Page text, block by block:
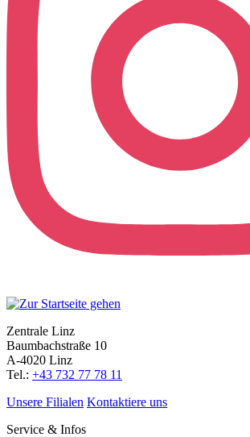
Zentrale Linz
Baumbachstraße 10
A-4020 Linz
Tel.: +43 732 77 78 11
Unsere Filialen Kontaktiere uns
Service & Infos